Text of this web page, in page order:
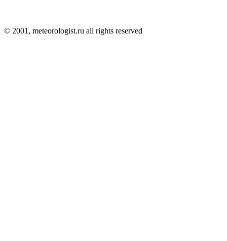
© 2001, meteorologist.ru all rights reserved